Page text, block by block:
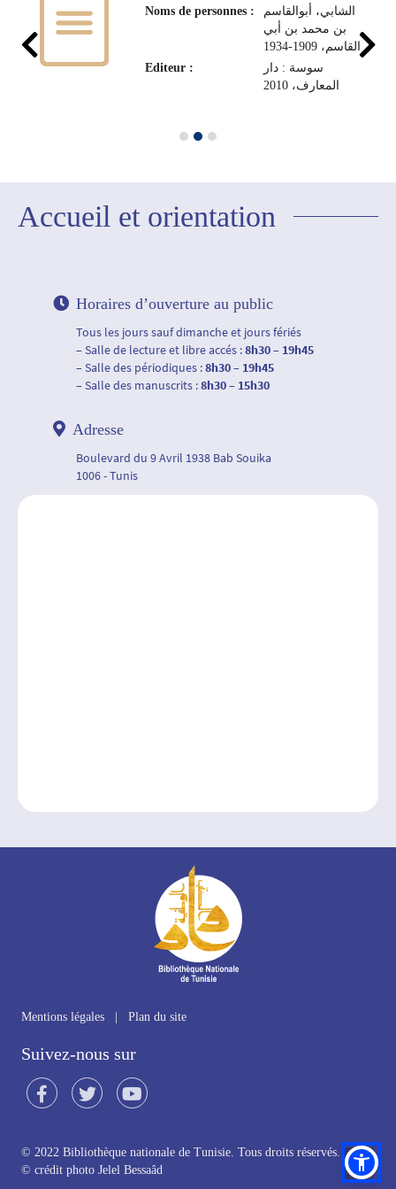
Noms de personnes :
الشابي، أبوالقاسم
بن محمد بن أبي
القاسم، 1909-1934
Editeur :
سوسة : دار
المعارف، 2010
Accueil et orientation
Horaires d’ouverture au public
Tous les jours sauf dimanche et jours fériés
– Salle de lecture et libre accés :8h30 – 19h45
– Salle des périodiques :8h30 – 19h45
– Salle des manuscrits :8h30 – 15h30
Adresse
Boulevard du 9 Avril 1938 Bab Souika
1006 - Tunis
Mentions légales Plan du site
Suivez-nous sur
© 2022 Bibliothèque nationale de Tunisie. Tous droits réservés.
© crédit photo Jelel Bessaâd